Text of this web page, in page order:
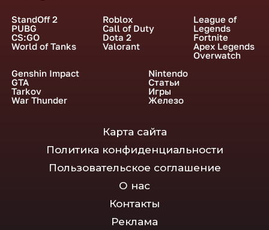
StandOff 2
PUBG
CS:GO
World of Tanks
Roblox
Call of Duty
Dota 2
Valorant
League of
Legends
Fortnite
Apex Legends
Overwatch
Genshin Impact
GTA
Tarkov
War Thunder
Nintendo
Статьи
Игры
Железо
Карта сайта
Политика конфиденциальности
Пользовательское соглашение
О нас
Контакты
Реклама